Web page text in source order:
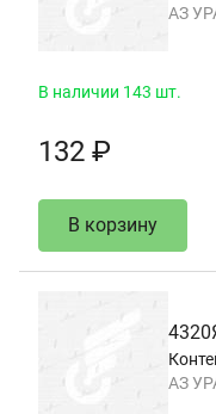
АЗ
В наличии 143 шт.
132 ₽
В корзину
АЗ